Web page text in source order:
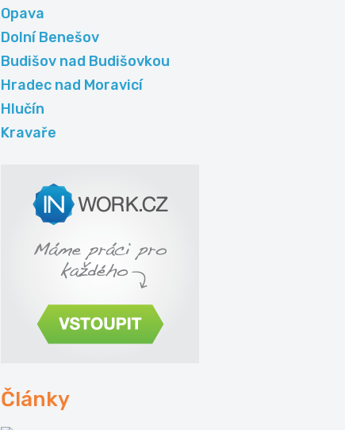
Opava
Dolní Benešov
Budišov nad Budišovkou
Hradec nad Moravicí
Hlučín
Kravaře
Články